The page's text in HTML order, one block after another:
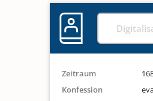
Zeitraum
Konfession